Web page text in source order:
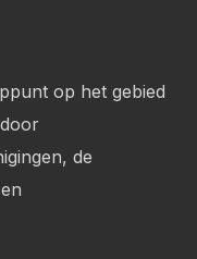
op het gebied
de